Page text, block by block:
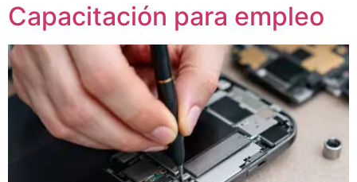
Capacitación para empleo